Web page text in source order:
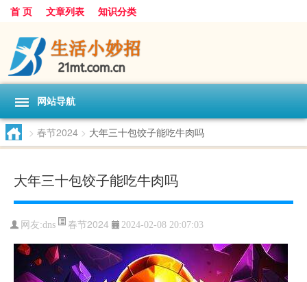
首 页 文章列表 知识分类
网站导航
> 春节2024 > 大年三十包饺子能吃牛肉吗
大年三十包饺子能吃牛肉吗
网友:dns 春节2024 2024-02-08 20:07:03